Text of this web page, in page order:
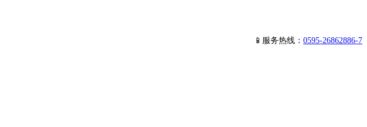
📱服务热线： 0595-26862886-7